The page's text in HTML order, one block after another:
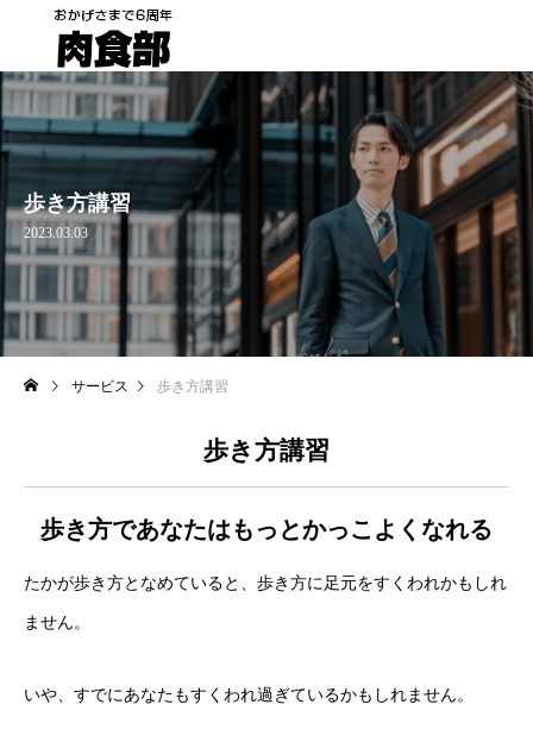
歩き方講習
2023.03.03
サービス 歩き方講習
歩き方講習
歩き方であなたはもっとかっこよくなれる
たかが歩き方となめていると、歩き方に足元をすくわれかもしれ
ません。
いや、すでにあなたもすくわれ過ぎているかもしれません。